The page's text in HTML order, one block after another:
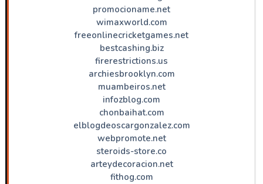
promocioname.net
wimaxworld.com
freeonlinecricketgames.net
bestcashing.biz
firerestrictions.us
archiesbrooklyn.com
muambeiros.net
infozblog.com
chonbaihat.com
elblogdeoscargonzalez.com
webpromote.net
steroids-store.co
arteydecoracion.net
fithog.com